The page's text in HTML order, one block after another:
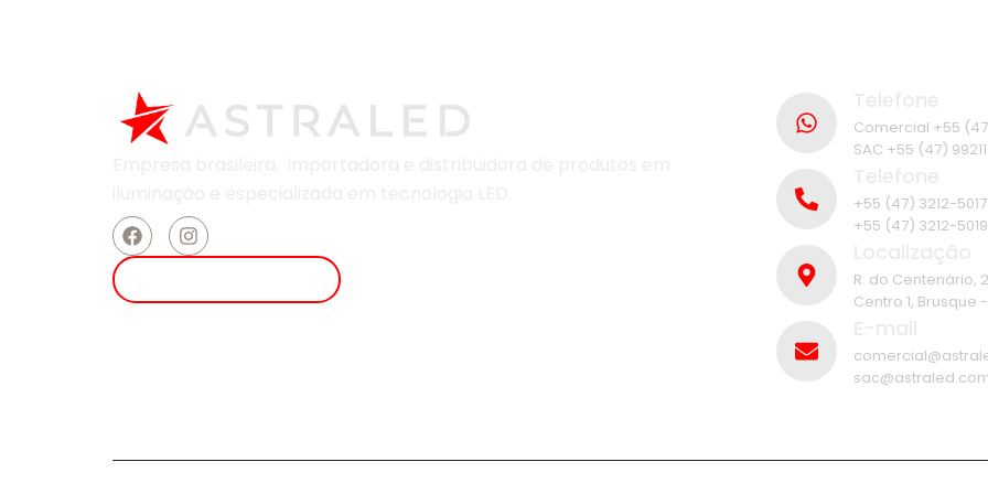
Comercial +55
SAC +55 (47)
+55 (47) 3212-5017
+55 (47) 3212-5019
R. do Centenário,
Centro 1, Brusque